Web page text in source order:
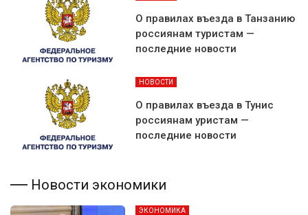
О правилах въезда в Танзанию
россиянам туристам —
последние новости
НОВОСТИ
О правилах въезда в Тунис
россиянам уристам —
последние новости
Новости экономики
ЭКОНОМИКА